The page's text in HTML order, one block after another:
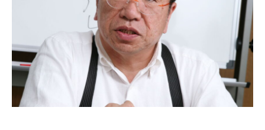
ステップラダー
英語とは